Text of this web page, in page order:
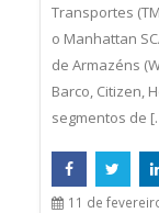
Transportes
o Manhattan
de Armazéns
Barco, Citizen,
segmentos de
11 de